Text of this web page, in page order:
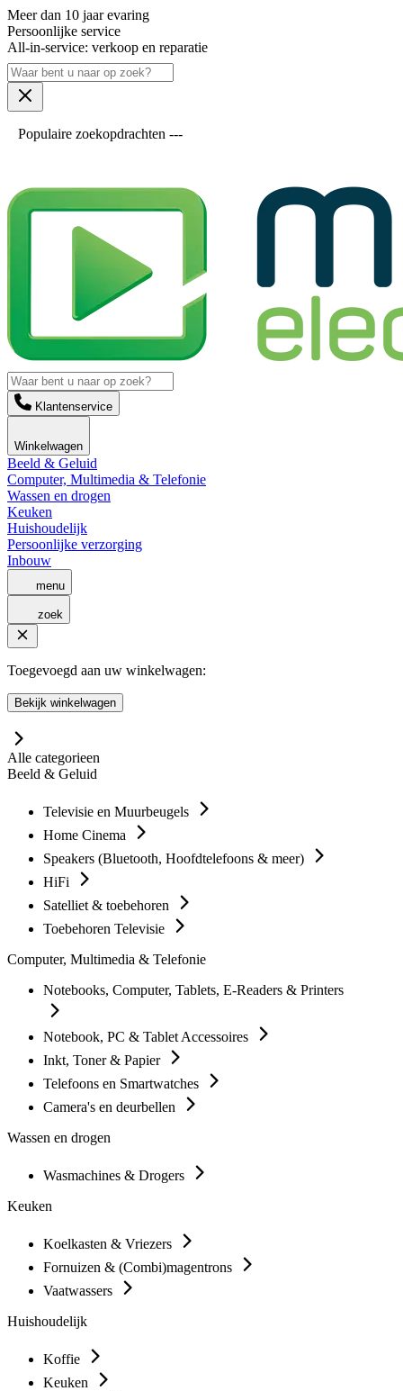
Meer dan 10 jaar evaring
Persoonlijke service
All-in-service: verkoop en reparatie
Populaire zoekopdrachten ---
Klantenservice
Winkelwagen
Beeld & Geluid
Computer, Multimedia & Telefonie
Wassen en drogen
Keuken
Huishoudelijk
Persoonlijke verzorging
Inbouw
menu
zoek
Toegevoegd aan uw winkelwagen:
Bekijk winkelwagen
Alle categorieen
Beeld & Geluid
Televisie en Muurbeugels
Home Cinema
Speakers (Bluetooth, Hoofdtelefoons & meer)
HiFi
Satelliet & toebehoren
Toebehoren Televisie
Computer, Multimedia & Telefonie
Notebooks, Computer, Tablets, E-Readers & Printers
Notebook, PC & Tablet Accessoires
Inkt, Toner & Papier
Telefoons en Smartwatches
Camera's en deurbellen
Wassen en drogen
Wasmachines & Drogers
Keuken
Koelkasten & Vriezers
Fornuizen & (Combi)magentrons
Vaatwassers
Huishoudelijk
Koffie
Keuken